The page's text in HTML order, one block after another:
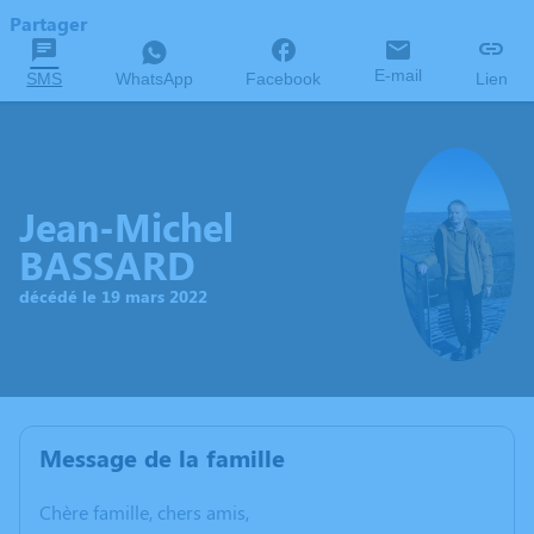
Partager
SMS WhatsApp Facebook E-mail Lien
Jean-Michel
BASSARD
décédé le 19 mars 2022
Message de la famille
Chère famille, chers amis,